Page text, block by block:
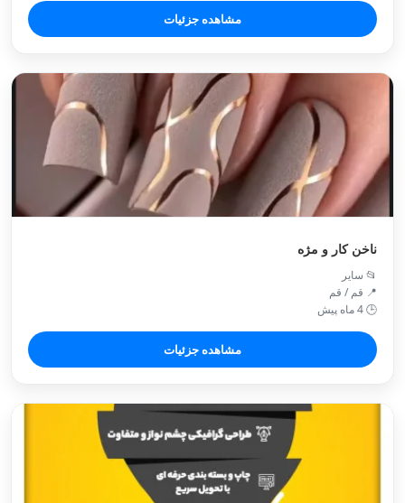
مشاهده جزئیات
ناخن کار و مژه
📂 سایر
📍 قم / قم
🕒 4 ماه پیش
مشاهده جزئیات